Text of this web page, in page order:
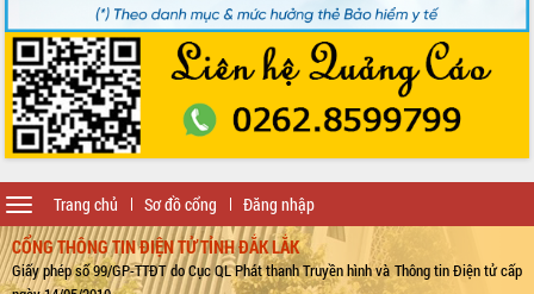
Trang chủ Sơ đồ cổng Đăng nhập
Toggle
navigation
CỔNG THÔNG TIN ĐIỆN TỬ TỈNH ĐẮK LẮK
Giấy phép số 99/GP-TTĐT do Cục QL Phát thanh Truyền hình và Thông tin Điện tử cấp